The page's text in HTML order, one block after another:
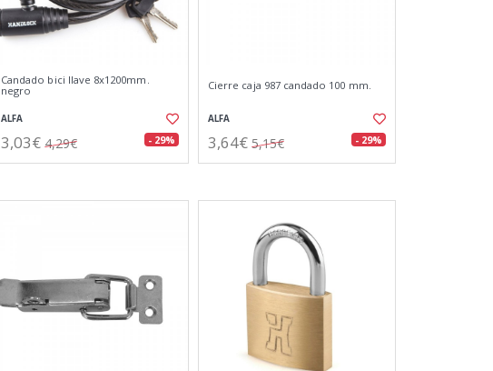
Candado bici llave 8x1200mm.
negro
ALFA
3,03€ 4,29€ - 29%
Cierre caja 987 candado 100 mm.
ALFA
3,64€ 5,15€ - 29%